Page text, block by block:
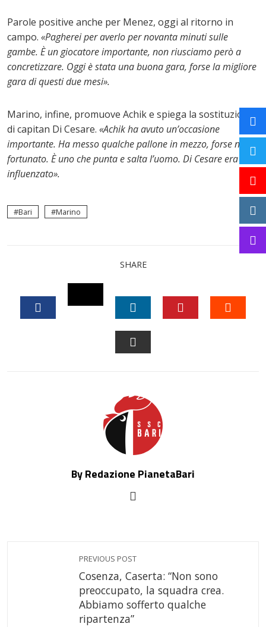
Parole positive anche per Menez, oggi al ritorno in
campo. «Pagherei per averlo per novanta minuti sulle
gambe. È un giocatore importante, non riusciamo però a
concretizzare. Oggi è stata una buona gara, forse la migliore
gara di questi due mesi».
Marino, infine, promuove Achik e spiega la sostituzione
di capitan Di Cesare. «Achik ha avuto un’occasione
importante. Ha messo qualche pallone in mezzo, forse non è
fortunato. È uno che punta e salta l’uomo. Di Cesare era
influenzato».
Bari Marino
SHARE
TWITTER
LINKEDIN
By Redazione PianetaBari
PREVIOUS POST
Cosenza, Caserta: “Non sono
preoccupato, la squadra crea.
Abbiamo sofferto qualche
ripartenza”